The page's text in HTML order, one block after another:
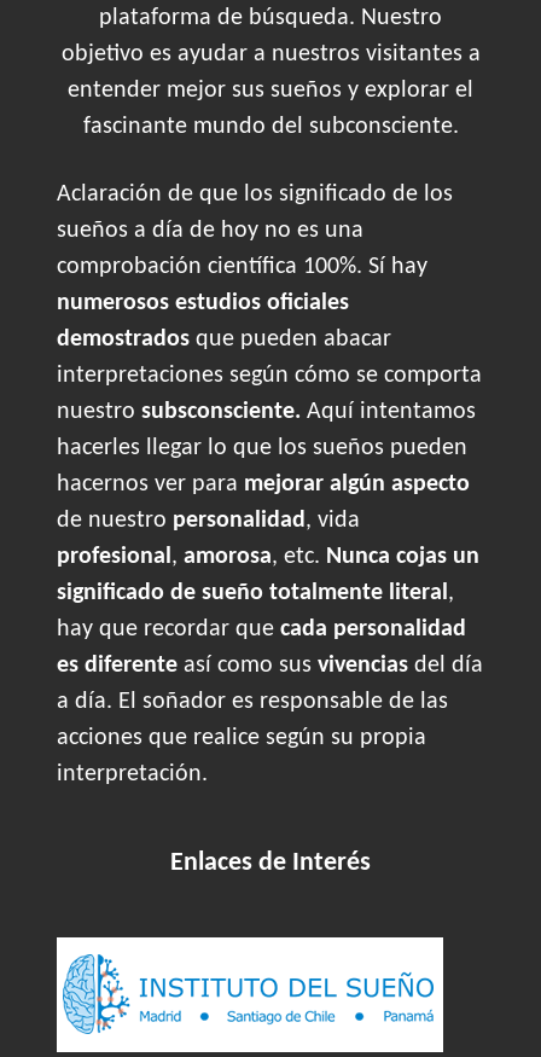
plataforma de búsqueda. Nuestro
objetivo es ayudar a nuestros visitantes a
entender mejor sus sueños y explorar el
fascinante mundo del subconsciente.
Aclaración de que los significado de los
sueños a día de hoy no es una
comprobación científica 100%. Sí hay
numerosos estudios oficiales
demostrados que pueden abacar
interpretaciones según cómo se comporta
nuestro subsconsciente. Aquí intentamos
hacerles llegar lo que los sueños pueden
hacernos ver para mejorar algún aspecto
de nuestro personalidad, vida
profesional, amorosa, etc. Nunca cojas un
significado de sueño totalmente literal,
hay que recordar que cada personalidad
es diferente así como sus vivencias del día
a día. El soñador es responsable de las
acciones que realice según su propia
interpretación.
Enlaces de Interés